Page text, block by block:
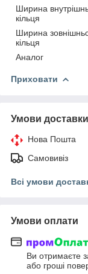
Ширина
кільця
Ширина
кільця
Аналог
Приховати
Умови доставки
Нова Пошта
Самовивіз
Всі умови
Умови оплати
Ви отримаєте
або гроші